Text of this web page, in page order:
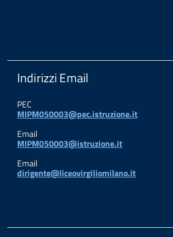
Indirizzi Email
PEC
MIPM050003@pec.istruzione.it
Email
MIPM050003@istruzione.it
Email
dirigente@liceovirgiliomilano.it